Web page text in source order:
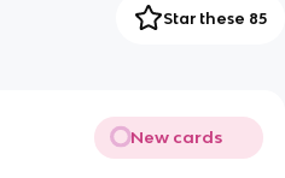
Star these 85
New cards